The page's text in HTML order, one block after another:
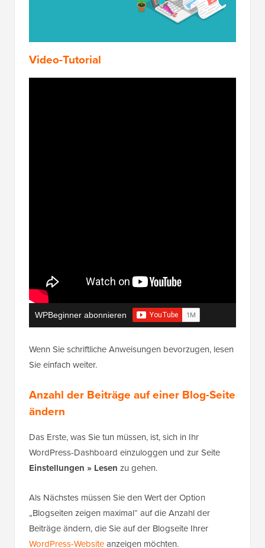
Video-Tutorial
WPBeginner abonnieren
Wenn Sie schriftliche Anweisungen bevorzugen, lesen
Sie einfach weiter.
Anzahl der Beiträge auf einer Blog-Seite
ändern
Das Erste, was Sie tun müssen, ist, sich in Ihr
WordPress-Dashboard einzuloggen und zur Seite
Einstellungen » Lesen zu gehen.
Als Nächstes müssen Sie den Wert der Option
„Blogseiten zeigen maximal“ auf die Anzahl der
Beiträge ändern, die Sie auf der Blogseite Ihrer
WordPress-Websiteanzeigen möchten.